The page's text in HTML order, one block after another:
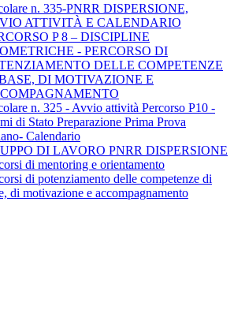
n. 335-PNRR DISPERSIONE,
ATTIVITÀ E CALENDARIO
P 8 – DISCIPLINE
- PERCORSO DI
DELLE COMPETENZE
DI MOTIVAZIONE E
n. 325 - Avvio attività Percorso P10 -
di Stato Preparazione Prima Prova
Calendario
DI LAVORO PNRR DISPERSIONE
di mentoring e orientamento
di potenziamento delle competenze di
di motivazione e accompagnamento